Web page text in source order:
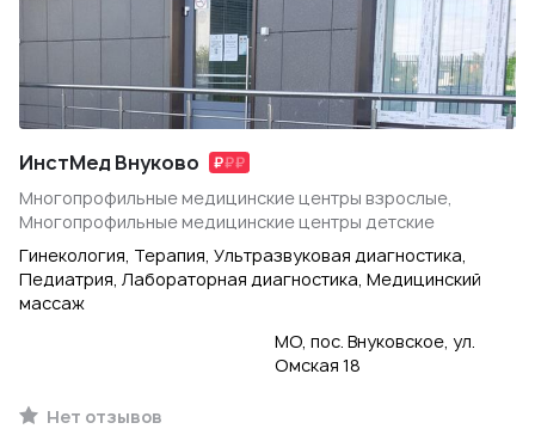
ИнстМед Внуково
Многопрофильные медицинские центры взрослые,
Многопрофильные медицинские центры детские
Гинекология, Терапия, Ультразвуковая диагностика,
Педиатрия, Лабораторная диагностика, Медицинский
массаж
МО, пос. Внуковское, ул.
Омская 18
Нет отзывов